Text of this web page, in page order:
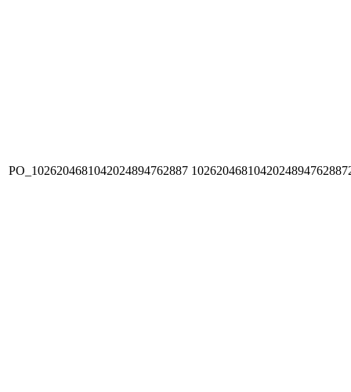
PO_1026204681042024894762887